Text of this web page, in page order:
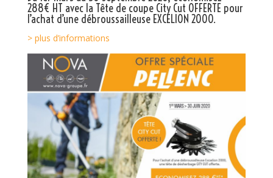
288€ HT avec la Tête de coupe City Cut OFFERTE pour
l’achat d’une débroussailleuse EXCELION 2000.
> plus d’informations